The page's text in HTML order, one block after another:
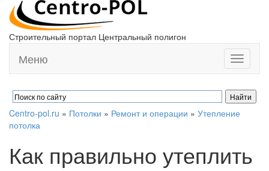
Строительный портал Центральный полигон
Toggle
Меню
Centro-pol.ru » Потолки » Ремонт и операции » Утепление
потолка
Как правильно утеплить